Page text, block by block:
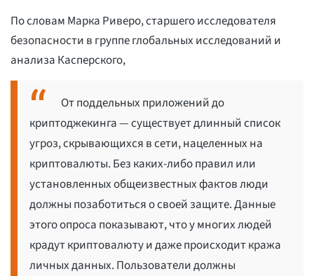
По словам Марка Риверо, старшего исследователя
безопасности в группе глобальных исследований и
анализа Касперского,
От поддельных приложений до
криптоджекинга — существует длинный список
угроз, скрывающихся в сети, нацеленных на
криптовалюты. Без каких-либо правил или
установленных общеизвестных фактов люди
должны позаботиться о своей защите. Данные
этого опроса показывают, что у многих людей
крадут криптовалюту и даже происходит кража
личных данных. Пользователи должны